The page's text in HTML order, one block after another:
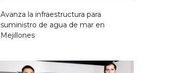
Avanza la infraestructura para
suministro de agua de mar en
Mejillones